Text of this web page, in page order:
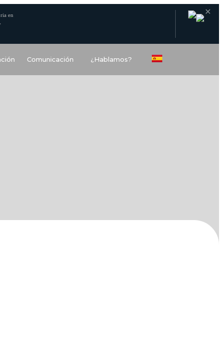
✕
en
Comunicación ¿Hablamos?